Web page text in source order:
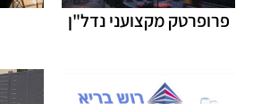
פרופרטק מקצועני נדל"ן